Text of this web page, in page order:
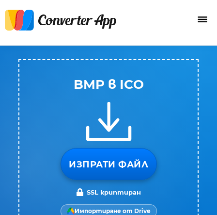
BMP в ICO
ИЗПРАТИ ФАЙЛ
SSL криптиран
Импортиране от Drive